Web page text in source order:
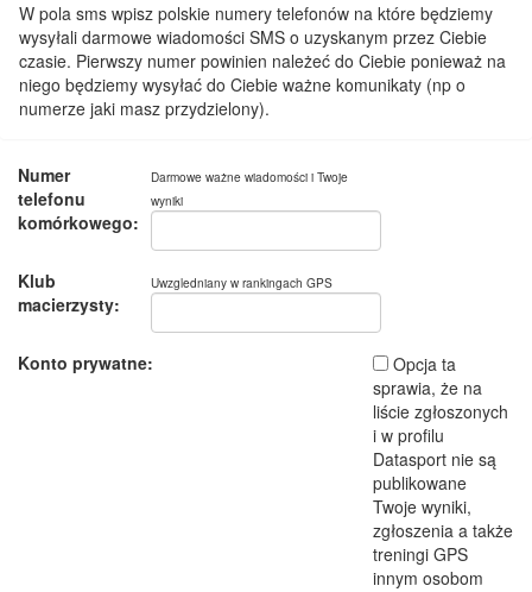
W pola sms wpisz polskie numery telefonów na które będziemy
wysyłali darmowe wiadomości SMS o uzyskanym przez Ciebie
czasie. Pierwszy numer powinien należeć do Ciebie ponieważ na
niego będziemy wysyłać do Ciebie ważne komunikaty (np o
numerze jaki masz przydzielony).
Numer
telefonu
komórkowego:
Darmowe ważne wiadomości i Twoje
wyniki
Klub
macierzysty:
Uwzgledniany w rankingach GPS
Konto prywatne:
Opcja ta
sprawia, że na
liście zgłoszonych
i w profilu
Datasport nie są
publikowane
Twoje wyniki,
zgłoszenia a także
treningi GPS
innym osobom